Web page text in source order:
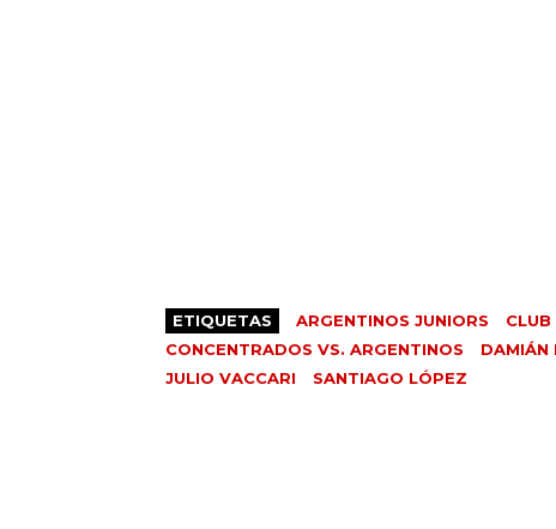
ETIQUETAS ARGENTINOS JUNIORS
CONCENTRADOS VS. ARGENTINOS
DAMIÁN
JULIO VACCARI
SANTIAGO LÓPEZ